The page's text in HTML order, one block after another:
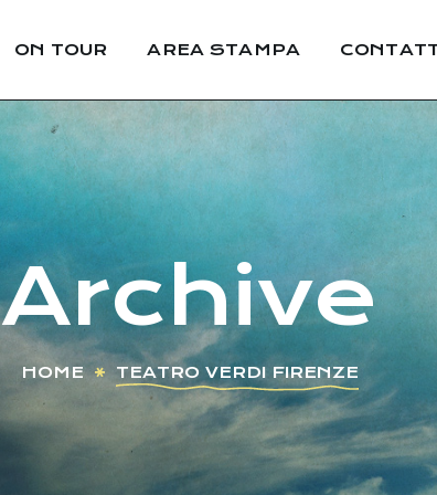
ON TOUR AREA STAMPA
Archive
HOME TEATRO VERDI FIRENZE